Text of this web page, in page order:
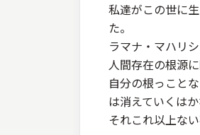
私達がこの世に
た。
ラマナ・マハリ
人間存在の根源
自分の根っこと
は消えていくは
それこれ以上な